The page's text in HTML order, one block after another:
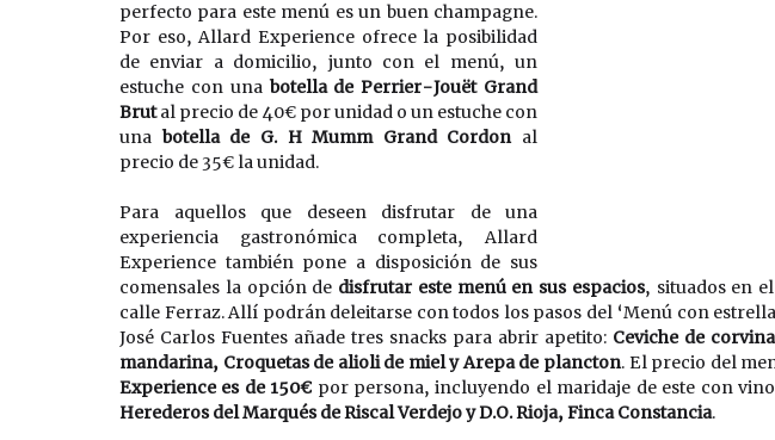
perfecto para este menú es un buen champagne.
Por eso, Allard Experience ofrece la posibilidad
de enviar a domicilio, junto con el menú, un
estuche con una botella de Perrier-Jouët Grand
Brut al precio de 40€ por unidad o un estuche con
una botella de G. H Mumm Grand Cordon al
precio de 35€ la unidad.
Para aquellos que deseen disfrutar de una
experiencia gastronómica completa, Allard
Experience también pone a disposición de sus
comensales la opción de disfrutar este menú en sus espacios, situados en
calle Ferraz. Allí podrán deleitarse con todos los pasos del ‘Menú con
José Carlos Fuentes añade tres snacks para abrir apetito: Ceviche de
mandarina, Croquetas de alioli de miel y Arepa de plancton. El precio del
Experience es de 150€ por persona, incluyendo el maridaje de este con
Herederos del Marqués de Riscal Verdejo y D.O. Rioja, Finca Constancia.